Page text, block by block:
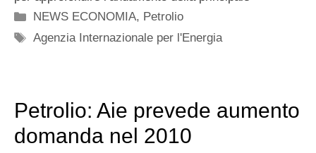
Categorie
NEWS ECONOMIA, Petrolio
Tag
Agenzia Internazionale per l'Energia
Petrolio: Aie prevede aumento
domanda nel 2010